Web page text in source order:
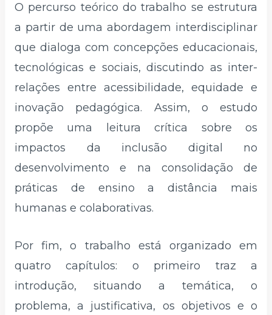
O percurso teórico do trabalho se estrutura
a partir de uma abordagem interdisciplinar
que dialoga com concepções educacionais,
tecnológicas e sociais, discutindo as inter-
relações entre acessibilidade, equidade e
inovação pedagógica. Assim, o estudo
propõe uma leitura crítica sobre os
impactos da inclusão digital no
desenvolvimento e na consolidação de
práticas de ensino a distância mais
humanas e colaborativas.
Por fim, o trabalho está organizado em
quatro capítulos: o primeiro traz a
introdução, situando a temática, o
problema, a justificativa, os objetivos e o